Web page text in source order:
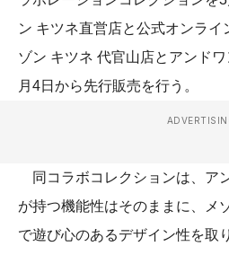
ン キツネ直営店と公式オンライ
ゾン キツネ 代官山店とアンド
月4日から先行販売を行う。
同コラボコレクションは、ア
が持つ機能性はそのままに、メ
で遊び心のあるデザイン性を取